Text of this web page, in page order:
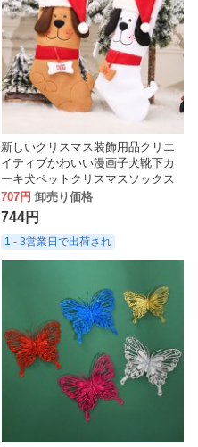
新しいクリスマス装飾用品クリエ
イティブかわいい漫画子犬靴下カ
ーキ犬ペットクリスマスソックス
707円 卸売り価格
744円
1 - 3営業日で出荷され